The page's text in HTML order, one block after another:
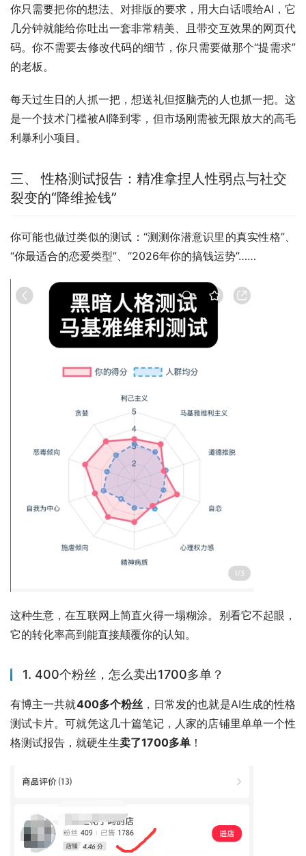
你只需要把你的想法、对排版的要求，用大白话喂给AI，它
几分钟就能给你吐出一套非常精美、且带交互效果的网页代
码。你不需要去修改代码的细节，你只需要做那个“提需求”
的老板。
每天过生日的人抓一把，想送礼但抠脑壳的人也抓一把。这
是一个技术门槛被AI降到零，但市场刚需被无限放大的高毛
利暴利小项目。
三、 性格测试报告：精准拿捏人性弱点与社交
裂变的“降维捡钱”
你可能也做过类似的测试：“测测你潜意识里的真实性格”、
“你最适合的恋爱类型”、“2026年你的搞钱运势”……
这种生意，在互联网上简直火得一塌糊涂。别看它不起眼，
它的转化率高到能直接颠覆你的认知。
1. 400个粉丝，怎么卖出1700多单？
有博主一共就400多个粉丝，日常发的也就是AI生成的性格
测试卡片。可就凭这几十篇笔记，人家的店铺里单单一个性
格测试报告，就硬生生卖了1700多单 ！